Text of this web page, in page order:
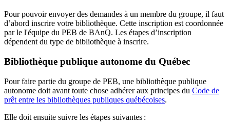
Pour pouvoir envoyer des demandes à un membre du groupe, il faut
d’abord inscrire votre bibliothèque. Cette inscription est coordonnée
par le l'équipe du PEB de BAnQ. Les étapes d’inscription
dépendent du type de bibliothèque à inscrire.
Bibliothèque publique autonome du Québec
Pour faire partie du groupe de PEB, une bibliothèque publique
autonome doit avant toute chose adhérer aux principes du Code de
prêt entre les bibliothèques publiques québécoises.
Elle doit ensuite suivre les étapes suivantes :